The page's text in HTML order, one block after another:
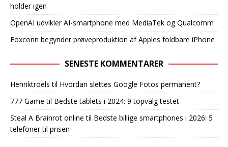
holder igen
OpenAI udvikler AI-smartphone med MediaTek og Qualcomm
Foxconn begynder prøveproduktion af Apples foldbare iPhone
SENESTE KOMMENTARER
Henriktroels til Hvordan slettes Google Fotos permanent?
777 Game til Bedste tablets i 2024: 9 topvalg testet
Steal A Brainrot online til Bedste billige smartphones i 2026: 5
telefoner til prisen